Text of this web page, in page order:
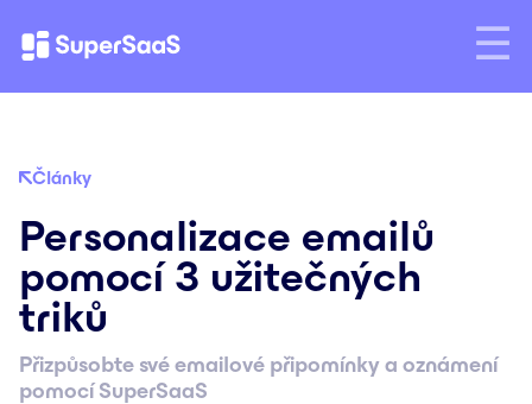
Články
Personalizace emailů
pomocí 3 užitečných
triků
Přizpůsobte své emailové připomínky a oznámení
pomocí SuperSaaS